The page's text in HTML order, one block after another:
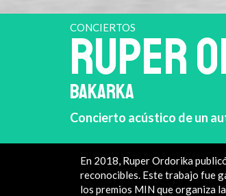
CONCIERTOS
RUPER
BAKARKA
Concierto acústico de un
En 2018, Ruper Ordorika
reconocibles. Este trabajo fue
los premios MIN que organiza